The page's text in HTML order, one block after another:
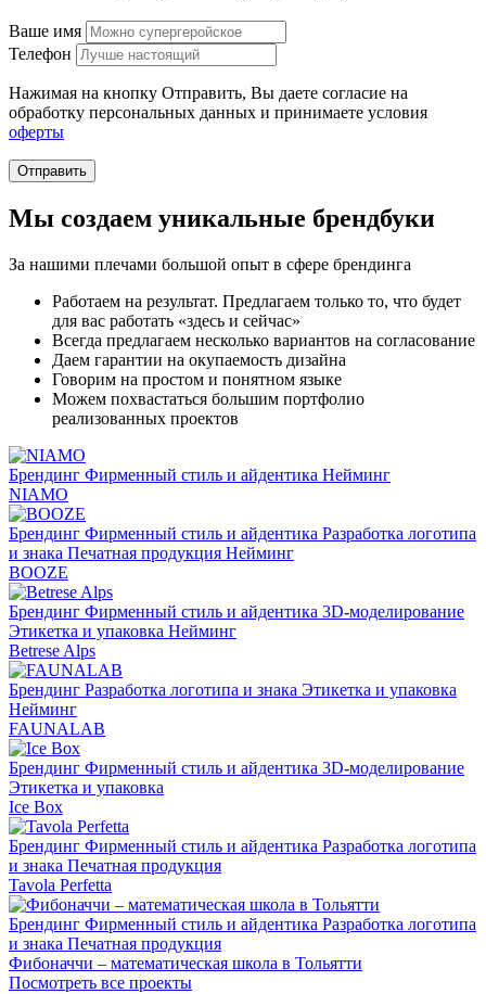
Ваше имя
Телефон
Нажимая на кнопку Отправить, Вы даете согласие на
обработку персональных данных и принимаете условия
оферты
Отправить
Мы создаем уникальные брендбуки
За нашими плечами большой опыт в сфере брендинга
Работаем на результат. Предлагаем только то, что будет
для вас работать «здесь и сейчас»
Всегда предлагаем несколько вариантов на согласование
Даем гарантии на окупаемость дизайна
Говорим на простом и понятном языке
Можем похвастаться большим портфолио
реализованных проектов
Брендинг Фирменный стиль и айдентика Нейминг
NIAMO
Брендинг Фирменный стиль и айдентика Разработка логотипа
и знака Печатная продукция Нейминг
BOOZE
Брендинг Фирменный стиль и айдентика 3D-моделирование
Этикетка и упаковка Нейминг
Betrese Alps
Брендинг Разработка логотипа и знака Этикетка и упаковка
Нейминг
FAUNALAB
Брендинг Фирменный стиль и айдентика 3D-моделирование
Этикетка и упаковка
Ice Box
Брендинг Фирменный стиль и айдентика Разработка логотипа
и знака Печатная продукция
Tavola Perfetta
Брендинг Фирменный стиль и айдентика Разработка логотипа
и знака Печатная продукция
Фибоначчи – математическая школа в Тольятти
Посмотреть все проекты